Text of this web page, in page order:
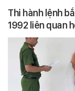
Thi hành lệnh
1992 liên quan